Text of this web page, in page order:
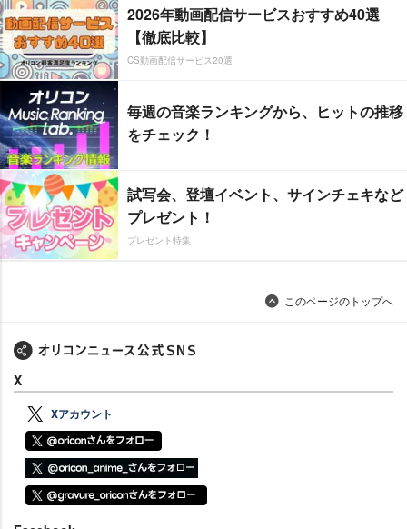
2026年動画配信サービスおすすめ40選
【徹底比較】
CS動画配信サービス20選
毎週の音楽ランキングから、ヒットの推移
をチェック！
試写会、登壇イベント、サインチェキなど
プレゼント！
プレゼント特集
このページのトップへ
X
Xアカウント